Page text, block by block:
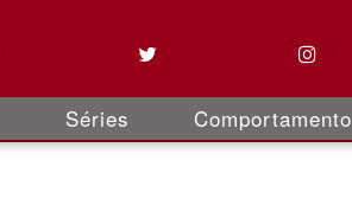
Séries Comportamento